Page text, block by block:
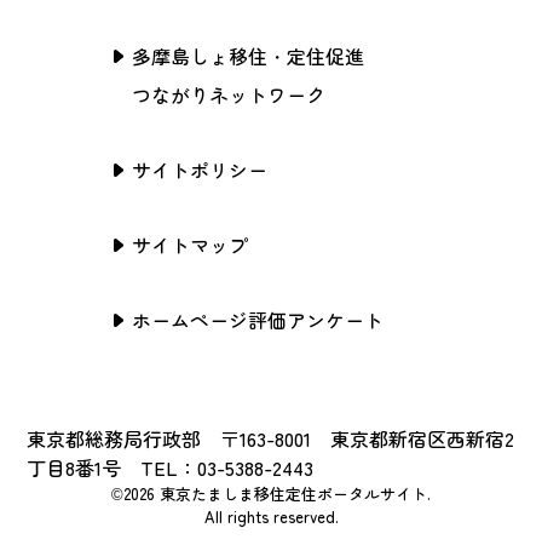
多摩島しょ移住・定住促進
つながりネットワーク
サイトポリシー
サイトマップ
ホームページ評価アンケート
東京都総務局行政部 〒163-8001 東京都新宿区西新宿2
丁目8番1号 TEL：03-5388-2443
©2026 東京たましま移住定住ポータルサイト.
All rights reserved.